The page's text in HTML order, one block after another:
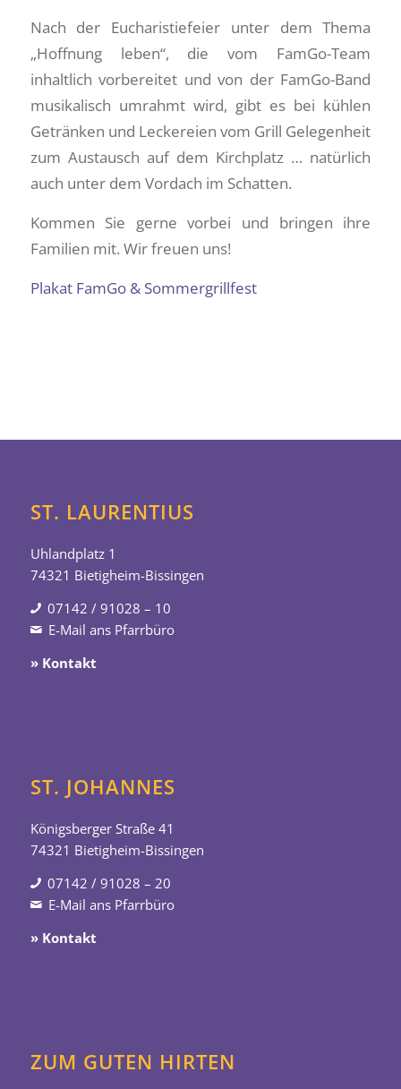
Nach der Eucharistiefeier unter dem Thema
„Hoffnung leben“, die vom FamGo-Team
inhaltlich vorbereitet und von der FamGo-Band
musikalisch umrahmt wird, gibt es bei kühlen
Getränken und Leckereien vom Grill Gelegenheit
zum Austausch auf dem Kirchplatz … natürlich
auch unter dem Vordach im Schatten.
Kommen Sie gerne vorbei und bringen ihre
Familien mit. Wir freuen uns!
Plakat FamGo & Sommergrillfest
ST. LAURENTIUS
Uhlandplatz 1
74321 Bietigheim-Bissingen
07142 / 91028 – 10
E-Mail ans Pfarrbüro
» Kontakt
ST. JOHANNES
Königsberger Straße 41
74321 Bietigheim-Bissingen
07142 / 91028 – 20
E-Mail ans Pfarrbüro
» Kontakt
ZUM GUTEN HIRTEN